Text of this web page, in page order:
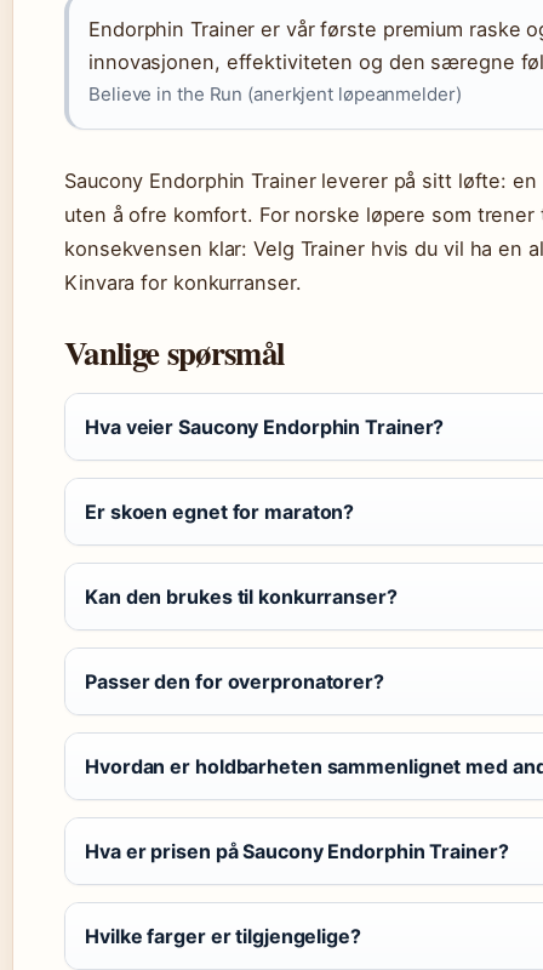
Endorphin Trainer er vår første premium raske
innovasjonen, effektiviteten og den særegne
Believe in the Run (anerkjent løpeanmelder)
Saucony Endorphin Trainer leverer på sitt løfte:
uten å ofre komfort. For norske løpere som
konsekvensen klar: Velg Trainer hvis du vil ha en
Kinvara for konkurranser.
Vanlige spørsmål
Hva veier Saucony Endorphin Trainer?
Er skoen egnet for maraton?
Kan den brukes til konkurranser?
Passer den for overpronatorer?
Hvordan er holdbarheten sammenlignet med
Hva er prisen på Saucony Endorphin Trainer?
Hvilke farger er tilgjengelige?